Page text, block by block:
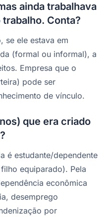
ainda trabalhava
Conta?
se ele estava em
(formal ou informal), a
Empresa que o
pode ser
de vínculo.
que era criado
é estudante/dependente
equiparado). Pela
econômica
desemprego
por